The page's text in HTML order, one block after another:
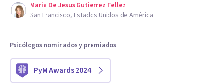
Maria De Jesus Gutierrez Tellez
San Francisco, Estados Unidos de América
Psicólogos nominados y premiados
PyM Awards 2024